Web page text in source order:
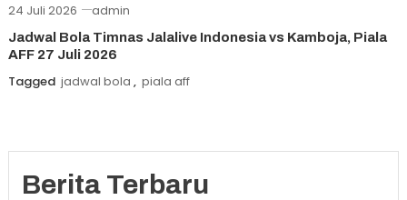
24 Juli 2026 admin
Jadwal Bola Timnas Jalalive Indonesia vs Kamboja, Piala
AFF 27 Juli 2026
Tagged jadwal bola , piala aff
Berita Terbaru